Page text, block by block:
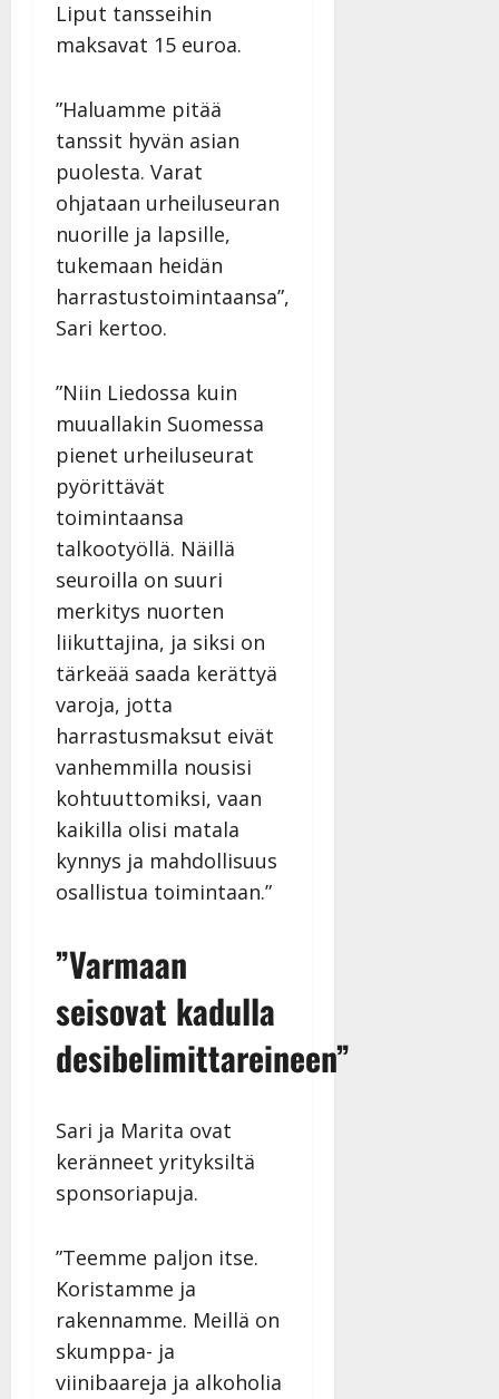
Liput tansseihin
maksavat 15 euroa.
”Haluamme pitää
tanssit hyvän asian
puolesta. Varat
ohjataan urheiluseuran
nuorille ja lapsille,
tukemaan heidän
harrastustoimintaansa”,
Sari kertoo.
”Niin Liedossa kuin
muuallakin Suomessa
pienet urheiluseurat
pyörittävät
toimintaansa
talkootyöllä. Näillä
seuroilla on suuri
merkitys nuorten
liikuttajina, ja siksi on
tärkeää saada kerättyä
varoja, jotta
harrastusmaksut eivät
vanhemmilla nousisi
kohtuuttomiksi, vaan
kaikilla olisi matala
kynnys ja mahdollisuus
osallistua toimintaan.”
”Varmaan
seisovat kadulla
desibelimittareineen”
Sari ja Marita ovat
keränneet yrityksiltä
sponsoriapuja.
”Teemme paljon itse.
Koristamme ja
rakennamme. Meillä on
skumppa- ja
viinibaareja ja alkoholia